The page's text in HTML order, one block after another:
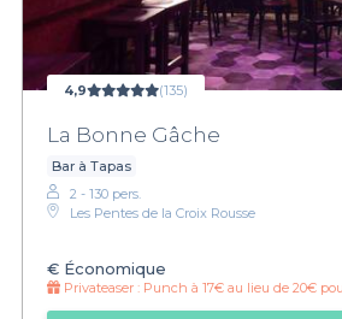
4,9 (135)
La Bonne Gâche
Bar à Tapas
2 - 130 pers.
Les Pentes de la Croix Rousse
€ Économique
Privateaser : Punch à 17€ au lieu de 20€ pour les